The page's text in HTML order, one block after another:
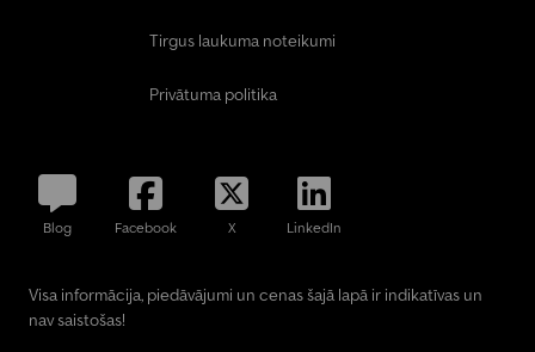
Tirgus laukuma noteikumi
Privātuma politika
Blog Facebook X LinkedIn
Visa informācija, piedāvājumi un cenas šajā lapā ir indikatīvas un
nav saistošas!